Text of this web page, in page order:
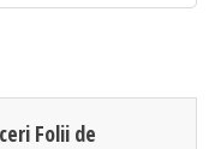
Folii de